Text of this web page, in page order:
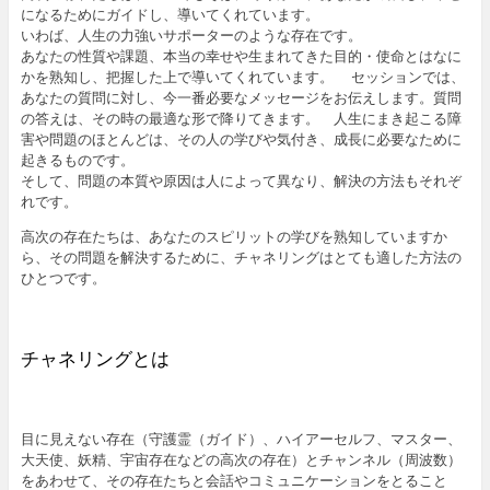
になるためにガイドし、導いてくれています。
いわば、人生の力強いサポーターのような存在です。
あなたの性質や課題、本当の幸せや生まれてきた目的・使命とはなに
かを熟知し、把握した上で導いてくれています。 セッションでは、
あなたの質問に対し、今一番必要なメッセージをお伝えします。質問
の答えは、その時の最適な形で降りてきます。 人生にまき起こる障
害や問題のほとんどは、その人の学びや気付き、成長に必要なために
起きるものです。
そして、問題の本質や原因は人によって異なり、解決の方法もそれぞ
れです。
高次の存在たちは、あなたのスピリットの学びを熟知していますか
ら、その問題を解決するために、チャネリングはとても適した方法の
ひとつです。
チャネリングとは
目に見えない存在（守護霊（ガイド）、ハイアーセルフ、マスター、
大天使、妖精、宇宙存在などの高次の存在）とチャンネル（周波数）
をあわせて、その存在たちと会話やコミュニケーションをとること